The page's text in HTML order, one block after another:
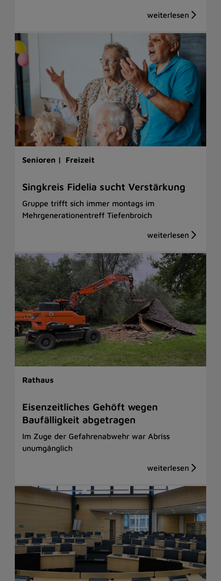
Senioren | Freizeit
Singkreis Fidelia sucht Verstärkung
Gruppe trifft sich immer montags im
Mehrgenerationentreff Tiefenbroich
Rathaus
Eisenzeitliches Gehöft wegen
Baufälligkeit abgetragen
Im Zuge der Gefahrenabwehr war Abriss
unumgänglich